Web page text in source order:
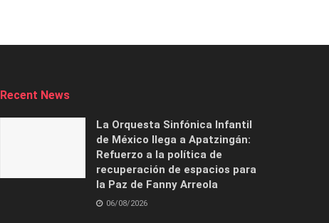
Recent News
La Orquesta Sinfónica Infantil
de México llega a Apatzingán:
Refuerzo a la política de
recuperación de espacios para
la Paz de Fanny Arreola
06/08/2026